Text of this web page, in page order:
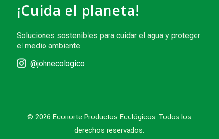
¡Cuida el planeta!
Soluciones sostenibles para cuidar el agua y proteger
el medio ambiente.
@johnecologico
© 2026 Econorte Productos Ecológicos. Todos los
derechos reservados.